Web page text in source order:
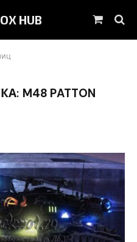
HUB Корзина
M48 PATTON